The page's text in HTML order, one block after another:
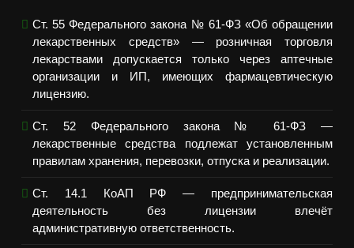
Ст. 55 Федерального закона № 61-ФЗ «Об обращении
лекарственных средств» — розничная торговля
лекарствами допускается только через аптечные
организации и ИП, имеющих фармацевтическую
лицензию.
Ст. 52 Федерального закона № 61-ФЗ —
лекарственные средства подлежат установленным
правилам хранения, перевозки, отпуска и реализации.
Ст. 14.1 КоАП РФ — предпринимательская
деятельность без лицензии влечёт
административную ответственность.